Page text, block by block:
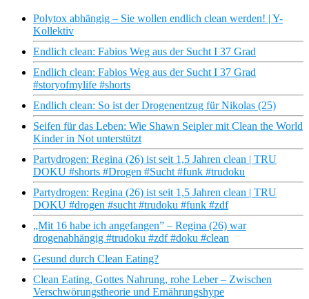
Polytox abhängig – Sie wollen endlich clean werden! | Y-
Kollektiv
Endlich clean: Fabios Weg aus der Sucht I 37 Grad
Endlich clean: Fabios Weg aus der Sucht I 37 Grad
#storyofmylife #shorts
Endlich clean: So ist der Drogenentzug für Nikolas (25)
Seifen für das Leben: Wie Shawn Seipler mit Clean the World
Kinder in Not unterstützt
Partydrogen: Regina (26) ist seit 1,5 Jahren clean | TRU
DOKU #shorts #Drogen #Sucht #funk #trudoku
Partydrogen: Regina (26) ist seit 1,5 Jahren clean | TRU
DOKU #drogen #sucht #trudoku #funk #zdf
„Mit 16 habe ich angefangen” – Regina (26) war
drogenabhängig #trudoku #zdf #doku #clean
Gesund durch Clean Eating?
Clean Eating, Gottes Nahrung, rohe Leber – Zwischen
Verschwörungstheorie und Ernährungshype